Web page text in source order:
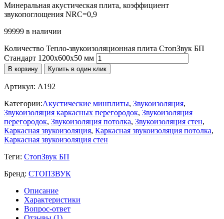
Минеральная акустическая плита, коэффициент
звукопоглощения NRC=0,9
99999 в наличии
Количество Тепло-звукоизоляционная плита СтопЗвук БП
Стандарт 1200х600х50 мм
В корзину Купить в один клик
Артикул: A192
Категории:Акустические минплиты, Звукоизоляция,
Звукоизоляция каркасных перегородок, Звукоизоляция
перегородок, Звукоизоляция потолка, Звукоизоляция стен,
Каркасная звукоизоляция, Каркасная звукоизоляция потолка,
Каркасная звукоизоляция стен
Теги: СтопЗвук БП
Бренд: СТОПЗВУК
Описание
Характеристики
Вопрос-ответ